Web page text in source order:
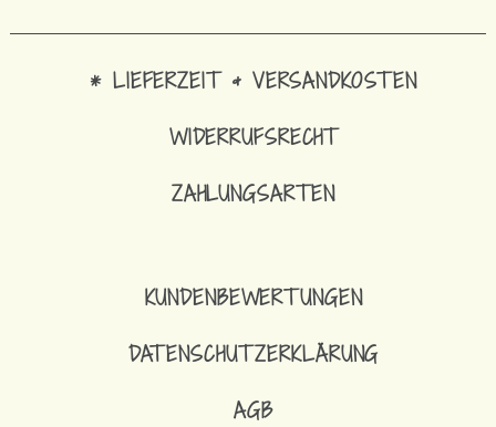
* LIEFERZEIT & VERSANDKOSTEN
WIDERRUFSRECHT
ZAHLUNGSARTEN
KUNDENBEWERTUNGEN
DATENSCHUTZERKLÄRUNG
AGB